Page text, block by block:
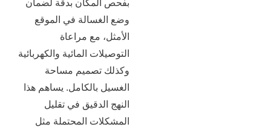
بفحص المكان بدقة لضمان
وضع الغسالة في الموقع
الأمثل، مع مراعاة
التوصيلات المائية والكهربائية
وكذلك تصميم مساحة
الغسيل بالكامل. يساهم هذا
النهج الدقيق في تقليل
المشكلات المحتملة مثل